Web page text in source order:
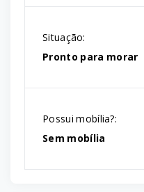
Situação:
Pronto para morar
Possui mobília?:
Sem mobília